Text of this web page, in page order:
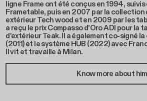
ligne Frame ont été conçus en 1994,
Frametable, puis en 2007 par la collection
extérieur Tech wood et en 2009 par les
a reçu le prix Compasso d'Oro ADI pour la
d'extérieur Teak. Il a également co-signé
(2011) et le système HUB (2022) avec
Il vit et travaille à Milan.
Know more about him